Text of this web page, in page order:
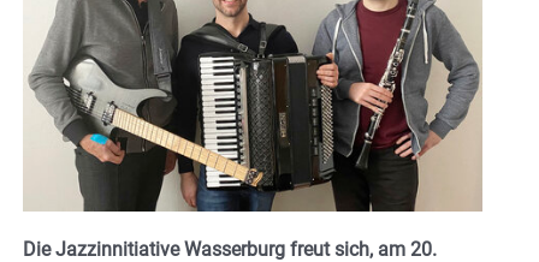
Die Jazzinnitiative Wasserburg freut sich, am 20.